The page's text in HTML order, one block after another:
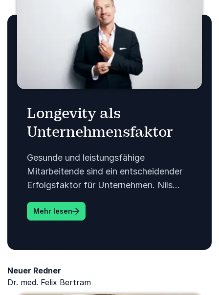
Longevity als
Unternehmensfaktor
Gesunde und leistungsfähige
Mitarbeitende sind ein entscheidender
Erfolgsfaktor für Unternehmen. Nils
zunehmend relevant für die Arbeitswelt
Mehr lesen: Longevity als Unternehmensfaktor
Neuer Redner
Dr. med. Felix Bertram